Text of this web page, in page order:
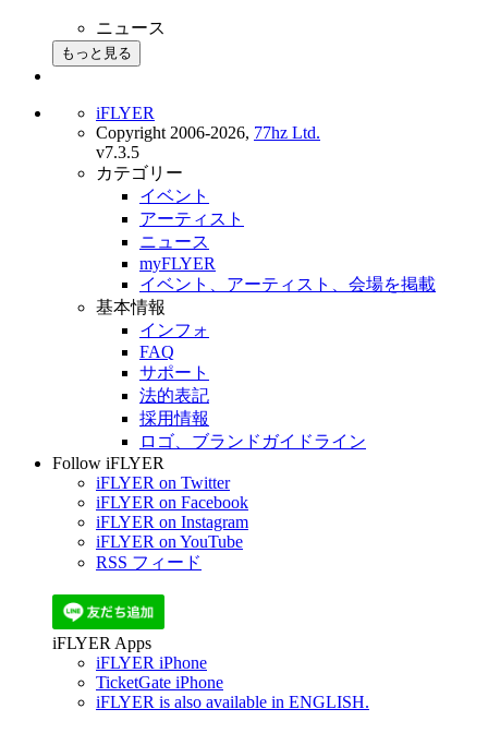
ニュース
もっと見る
iFLYER
Copyright 2006-2026, 77hz Ltd.
v7.3.5
カテゴリー
イベント
アーティスト
ニュース
myFLYER
イベント、アーティスト、会場を掲載
基本情報
インフォ
FAQ
サポート
法的表記
採用情報
ロゴ、ブランドガイドライン
Follow iFLYER
iFLYER on Twitter
iFLYER on Facebook
iFLYER on Instagram
iFLYER on YouTube
RSS フィード
iFLYER Apps
iFLYER iPhone
TicketGate iPhone
iFLYER is also available in ENGLISH.